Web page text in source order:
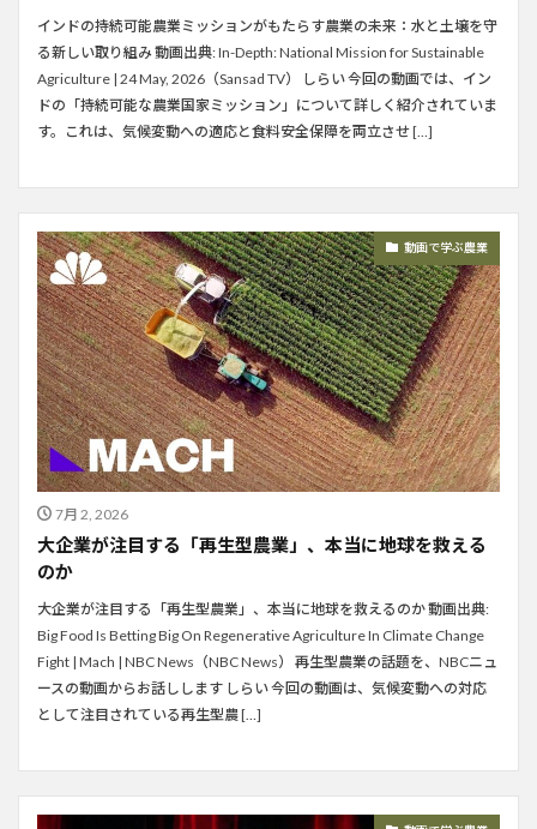
インドの持続可能農業ミッションがもたらす農業の未来：水と土壌を守
る新しい取り組み 動画出典: In-Depth: National Mission for Sustainable
Agriculture | 24 May, 2026（Sansad TV） しらい 今回の動画では、イン
ドの「持続可能な農業国家ミッション」について詳しく紹介されていま
す。これは、気候変動への適応と食料安全保障を両立させ […]
動画で学ぶ農業
7月 2, 2026
大企業が注目する「再生型農業」、本当に地球を救える
のか
大企業が注目する「再生型農業」、本当に地球を救えるのか 動画出典:
Big Food Is Betting Big On Regenerative Agriculture In Climate Change
Fight | Mach | NBC News（NBC News） 再生型農業の話題を、NBCニュ
ースの動画からお話しします しらい 今回の動画は、気候変動への対応
として注目されている再生型農 […]